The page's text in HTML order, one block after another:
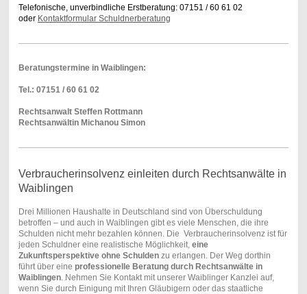
Telefonische, unverbindliche Erstberatung: 07151 / 60 61 02
oder Kontaktformular Schuldnerberatung
Beratungstermine in Waiblingen:
Tel.: 07151 / 60 61 02
Rechtsanwalt Steffen Rottmann
Rechtsanwältin Michanou Simon
Verbraucherinsolvenz einleiten durch Rechtsanwälte in
Waiblingen
Drei Millionen Haushalte in Deutschland sind von Überschuldung
betroffen – und auch in Waiblingen gibt es viele Menschen, die ihre
Schulden nicht mehr bezahlen können. Die Verbraucherinsolvenz ist für
jeden Schuldner eine realistische Möglichkeit, eine
Zukunftsperspektive ohne Schuldenzu erlangen. Der Weg dorthin
führt über eine professionelle Beratung durch Rechtsanwälte in
Waiblingen. Nehmen Sie Kontakt mit unserer Waiblinger Kanzlei auf,
wenn Sie durch Einigung mit Ihren Gläubigern oder das staatliche